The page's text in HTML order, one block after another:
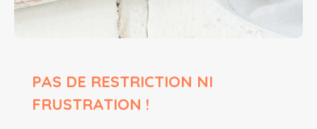
PAS DE RESTRICTION NI
FRUSTRATION !